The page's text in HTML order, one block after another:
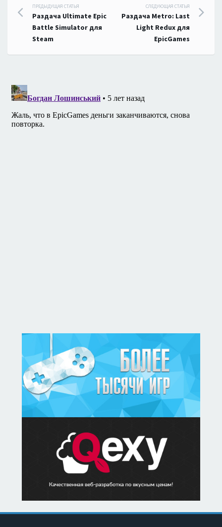
Навигация
по
записям
ПРЕДЫДУЩАЯ СТАТЬЯ
Раздача Ultimate Epic
Battle Simulator для
Steam
СЛЕДУЮЩАЯ СТАТЬЯ
Раздача Metro: Last
Light Redux для
EpicGames